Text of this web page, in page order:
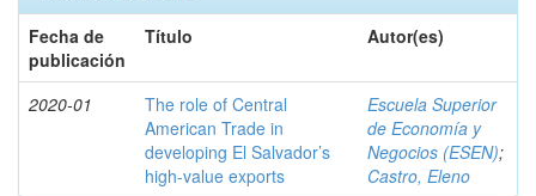
Fecha de
publicación
Título Autor(es)
2020-01
The role of Central
American Trade in
developing El Salvador’s
high-value exports
Escuela Superior
de Economía y
Negocios (ESEN);
Castro, Eleno